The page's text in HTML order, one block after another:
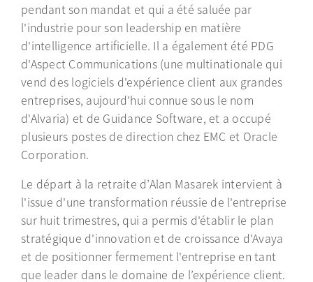
pendant son mandat et qui a été saluée par
l'industrie pour son leadership en matière
d'intelligence artificielle. Il a également été PDG
d'Aspect Communications (une multinationale qui
vend des logiciels d'expérience client aux grandes
entreprises, aujourd'hui connue sous le nom
d'Alvaria) et de Guidance Software, et a occupé
plusieurs postes de direction chez EMC et Oracle
Corporation.
Le départ à la retraite d’Alan Masarek intervient à
l'issue d'une transformation réussie de l'entreprise
sur huit trimestres, qui a permis d'établir le plan
stratégique d'innovation et de croissance d'Avaya
et de positionner fermement l'entreprise en tant
que leader dans le domaine de l’expérience client.